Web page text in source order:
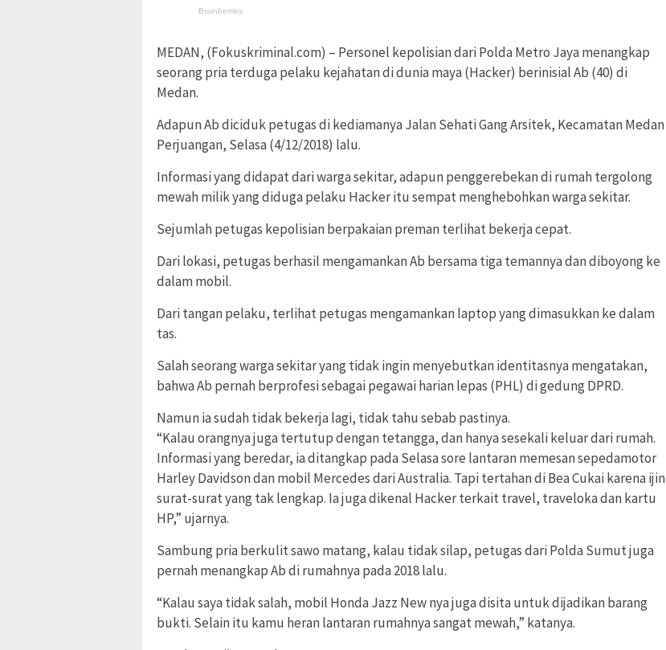
MEDAN, (Fokuskriminal.com) – Personel kepolisian dari Polda Metro Jaya menangkap
seorang pria terduga pelaku kejahatan di dunia maya (Hacker) berinisial Ab (40) di
Medan.
Adapun Ab diciduk petugas di kediamanya Jalan Sehati Gang Arsitek, Kecamatan Medan
Perjuangan, Selasa (4/12/2018) lalu.
Informasi yang didapat dari warga sekitar, adapun penggerebekan di rumah tergolong
mewah milik yang diduga pelaku Hacker itu sempat menghebohkan warga sekitar.
Sejumlah petugas kepolisian berpakaian preman terlihat bekerja cepat.
Dari lokasi, petugas berhasil mengamankan Ab bersama tiga temannya dan diboyong ke
dalam mobil.
Dari tangan pelaku, terlihat petugas mengamankan laptop yang dimasukkan ke dalam
tas.
Salah seorang warga sekitar yang tidak ingin menyebutkan identitasnya mengatakan,
bahwa Ab pernah berprofesi sebagai pegawai harian lepas (PHL) di gedung DPRD.
Namun ia sudah tidak bekerja lagi, tidak tahu sebab pastinya.
“Kalau orangnya juga tertutup dengan tetangga, dan hanya sesekali keluar dari rumah.
Informasi yang beredar, ia ditangkap pada Selasa sore lantaran memesan sepedamotor
Harley Davidson dan mobil Mercedes dari Australia. Tapi tertahan di Bea Cukai karena ijin
surat-surat yang tak lengkap. Ia juga dikenal Hacker terkait travel, traveloka dan kartu
HP,” ujarnya.
Sambung pria berkulit sawo matang, kalau tidak silap, petugas dari Polda Sumut juga
pernah menangkap Ab di rumahnya pada 2018 lalu.
“Kalau saya tidak salah, mobil Honda Jazz New nya juga disita untuk dijadikan barang
bukti. Selain itu kamu heran lantaran rumahnya sangat mewah,” katanya.